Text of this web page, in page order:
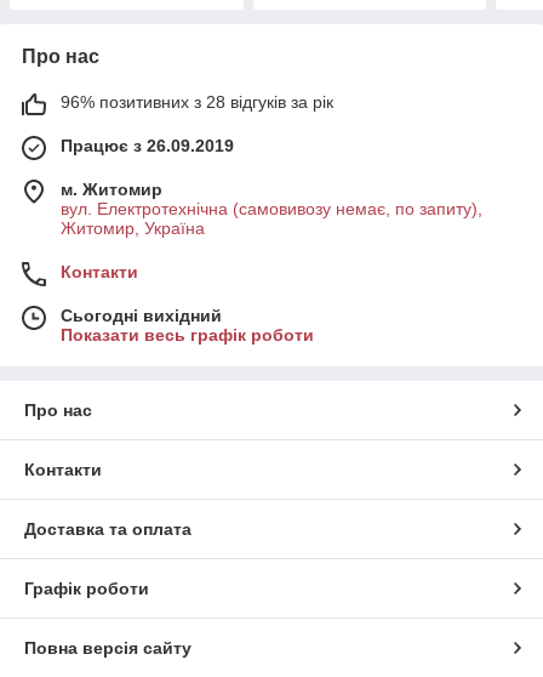
Про нас
96% позитивних з 28 відгуків за рік
Працює з 26.09.2019
м. Житомир
вул. Електротехнічна (самовивозу немає, по запиту),
Житомир, Україна
Контакти
Сьогодні вихідний
Показати весь графік роботи
Про нас
Контакти
Доставка та оплата
Графік роботи
Повна версія сайту